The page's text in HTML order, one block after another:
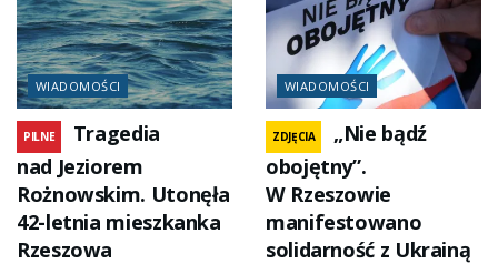
WIADOMOŚCI
PILNE
Tragedia
nad Jeziorem
Rożnowskim. Utonęła
42-letnia mieszkanka
Rzeszowa
WIADOMOŚCI
ZDJĘCIA
„Nie bądź
obojętny”.
W Rzeszowie
manifestowano
solidarność z Ukrainą